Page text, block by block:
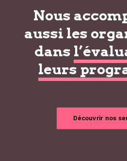
Nous
aussi les
dans
leurs
Découvrir nos